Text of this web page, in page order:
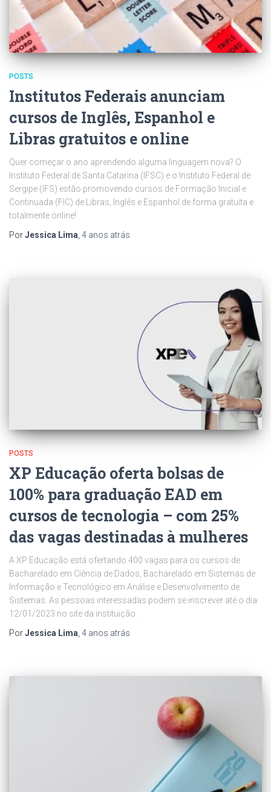
POSTS
Institutos Federais anunciam
cursos de Inglês, Espanhol e
Libras gratuitos e online
Quer começar o ano aprendendo alguma linguagem nova? O
Instituto Federal de Santa Catarina (IFSC) e o Instituto Federal de
Sergipe (IFS) estão promovendo cursos de Formação Inicial e
Continuada (FIC) de Libras, Inglês e Espanhol de forma gratuita e
totalmente online!
PorJessica Lima, 4 anos atrás
POSTS
XP Educação oferta bolsas de
100% para graduação EAD em
cursos de tecnologia – com 25%
das vagas destinadas à mulheres
A XP Educação está ofertando 400 vagas para os cursos de
Bacharelado em Ciência de Dados, Bacharelado em Sistemas de
Informação e Tecnológico em Análise e Desenvolvimento de
Sistemas. As pessoas interessadas podem se inscrever até o dia
12/01/2023 no site da instituição.
PorJessica Lima 4 anos atrás